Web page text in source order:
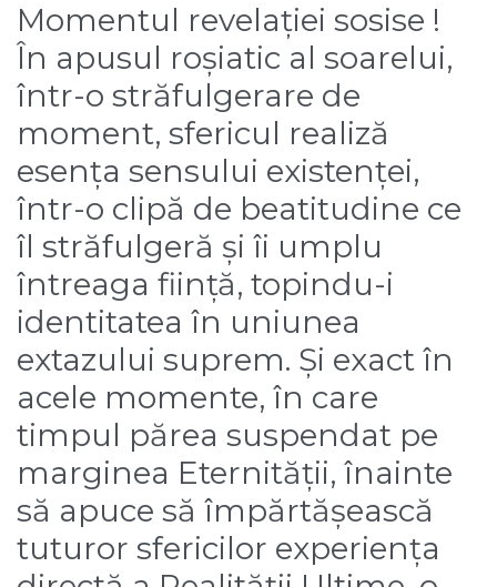
Momentul revelației sosise !
În apusul roșiatic al soarelui,
într-o străfulgerare de
moment, sfericul realiză
esența sensului existenței,
într-o clipă de beatitudine ce
îl străfulgeră și îi umplu
întreaga ființă, topindu-i
identitatea în uniunea
extazului suprem. Și exact în
acele momente, în care
timpul părea suspendat pe
marginea Eternității, înainte
să apuce să împărtășească
tuturor sfericilor experiența